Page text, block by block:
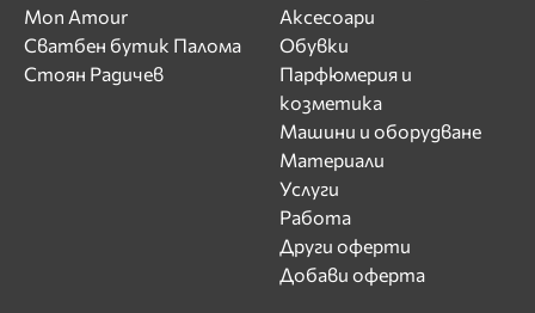
Mon Amour
Сватбен бутик Палома
Стоян Радичев
Аксесоари
Обувки
Парфюмерия и
козметика
Машини и оборудване
Материали
Услуги
Работа
Други оферти
Добави оферта